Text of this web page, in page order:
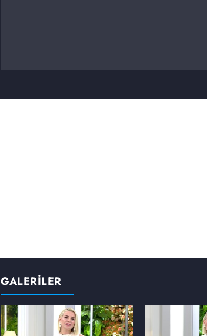
GALERİLER